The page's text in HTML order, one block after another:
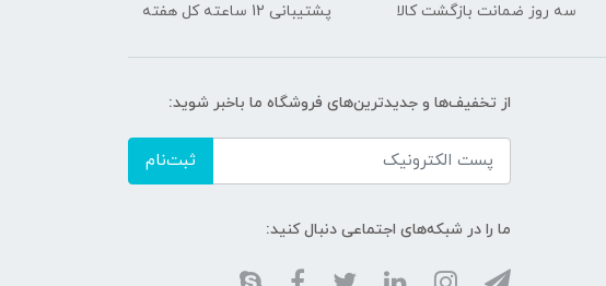
سه روز ضمانت بازگشت کالا پشتیبانی 12 ساعته کل هفته
از تخفیف‌ها و جدیدترین‌های فروشگاه ما باخبر شوید:
ثبت‌نام
ما را در شبکه‌های اجتماعی دنبال کنید: